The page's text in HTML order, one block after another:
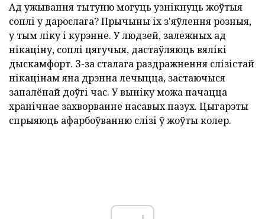
Ад ужывання тытуню могуць узнікнуць жоўтыя
соплі у дарослага? Прычыны іх з'яўлення розныя,
у тым ліку і курэнне. У людзей, залежных ад
нікаціну, соплі цягучыя, дастаўляюць вялікі
дыскамфорт. З-за сталага раздражнення слізістай
нікацінам яна дрэнна лечыцца, застаючыся
запалёнай доўгі час. У выніку можа пачацца
хранічнае захворванне насавых пазух. Цыгарэты
спрыяюць афарбоўванню слізі ў жоўты колер.